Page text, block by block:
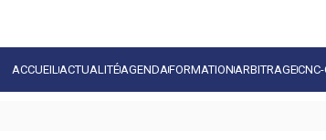
ACCUEIL ACTUALITÉAGENDAFORMATION ARBITRAGE